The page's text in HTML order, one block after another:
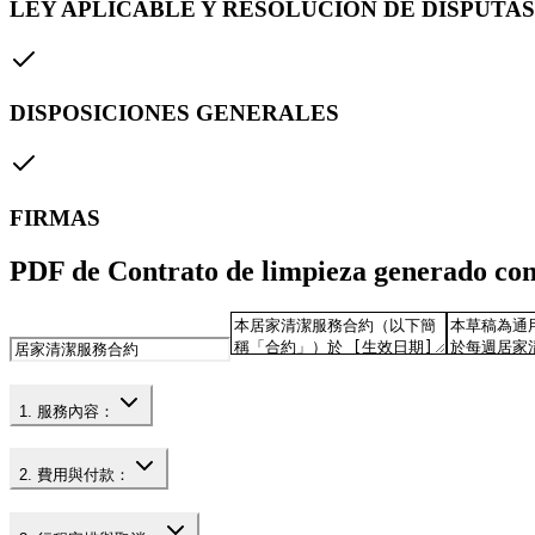
LEY APLICABLE Y RESOLUCIÓN DE DISPUTAS
DISPOSICIONES GENERALES
FIRMAS
PDF de Contrato de limpieza generado
1. 服務內容：
2. 費用與付款：